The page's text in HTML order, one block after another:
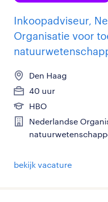
Inkoopadviseur,
Organisatie voor
Den Haag
40 uur
HBO
Nederlandse
bekijk vacature